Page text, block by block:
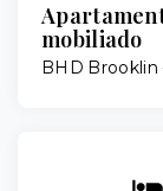
mobiliado
BHD Brooklin